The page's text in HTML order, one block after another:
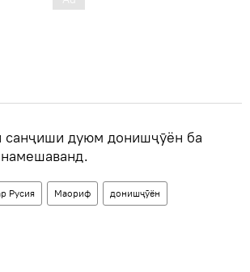
санҷиши дуюм донишҷӯён ба
Русия Маориф донишҷӯён